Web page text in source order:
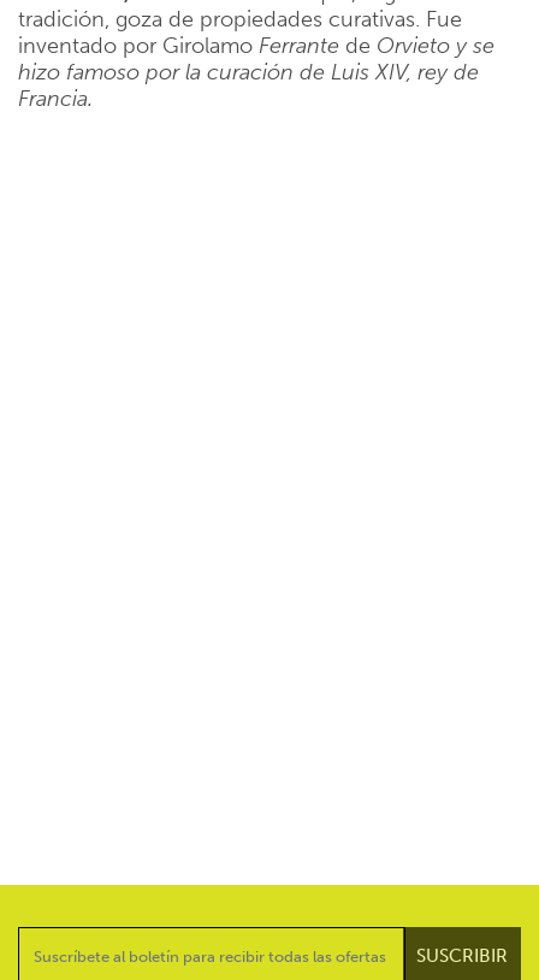
tradición, goza de propiedades curativas. Fue
inventado por Girolamo Ferrante de Orvieto y se
hizo famoso por la curación de Luis XIV, rey de
Francia.